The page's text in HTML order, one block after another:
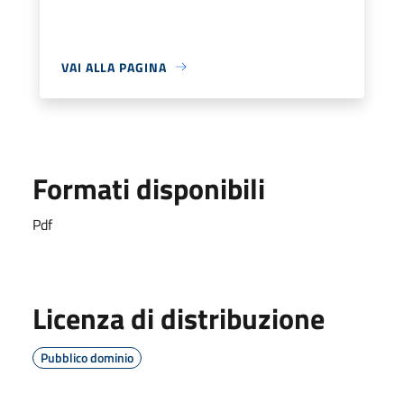
VAI ALLA PAGINA
Formati disponibili
Pdf
Licenza di distribuzione
Pubblico dominio